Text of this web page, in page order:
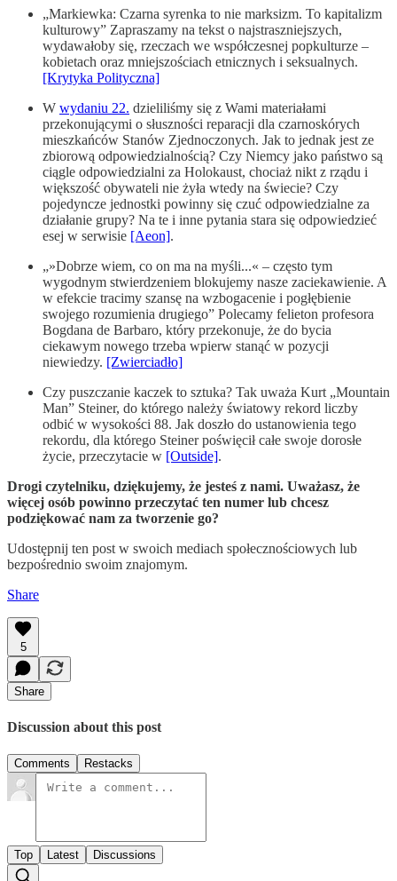
„Markiewka: Czarna syrenka to nie marksizm. To kapitalizm
kulturowy” Zapraszamy na tekst o najstraszniejszych,
wydawałoby się, rzeczach we współczesnej popkulturze –
kobietach oraz mniejszościach etnicznych i seksualnych.
[Krytyka Polityczna]
W wydaniu 22. dzieliliśmy się z Wami materiałami
przekonującymi o słuszności reparacji dla czarnoskórych
mieszkańców Stanów Zjednoczonych. Jak to jednak jest ze
zbiorową odpowiedzialnością? Czy Niemcy jako państwo są
ciągle odpowiedzialni za Holokaust, chociaż nikt z rządu i
większość obywateli nie żyła wtedy na świecie? Czy
pojedyncze jednostki powinny się czuć odpowiedzialne za
działanie grupy? Na te i inne pytania stara się odpowiedzieć
esej w serwisie [Aeon].
„»Dobrze wiem, co on ma na myśli...« – często tym
wygodnym stwierdzeniem blokujemy nasze zaciekawienie. A
w efekcie tracimy szansę na wzbogacenie i pogłębienie
swojego rozumienia drugiego” Polecamy felieton profesora
Bogdana de Barbaro, który przekonuje, że do bycia
ciekawym nowego trzeba wpierw stanąć w pozycji
niewiedzy. [Zwierciadło]
Czy puszczanie kaczek to sztuka? Tak uważa Kurt „Mountain
Man” Steiner, do którego należy światowy rekord liczby
odbić w wysokości 88. Jak doszło do ustanowienia tego
rekordu, dla którego Steiner poświęcił całe swoje dorosłe
życie, przeczytacie w [Outside].
Drogi czytelniku, dziękujemy, że jesteś z nami. Uważasz, że
więcej osób powinno przeczytać ten numer lub chcesz
podziękować nam za tworzenie go?
Udostępnij ten post w swoich mediach społecznościowych lub
bezpośrednio swoim znajomym.
Share
5
Share
Discussion about this post
Comments Restacks
Top Latest Discussions